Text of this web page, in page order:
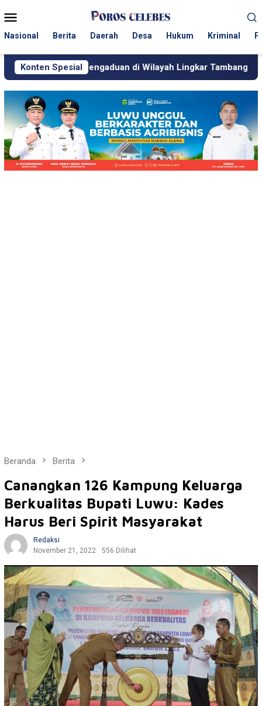
ke
Mobile
Nasional Berita Daerah Desa Hukum Kriminal
Konten Spesial
di Wilayah Lingkar Tambang Respons
Beranda Berita
Canangkan 126 Kampung Keluarga
Berkualitas Bupati Luwu: Kades
Harus Beri Spirit Masyarakat
Redaksi
November 21, 2022
556 Dilihat